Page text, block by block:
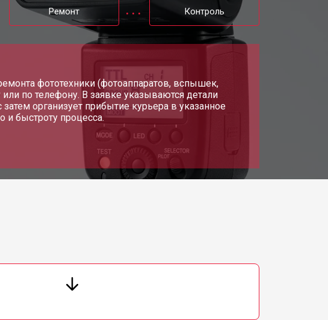
Ремонт Контроль
фототехники (фотоаппаратов, вспышек,
по телефону. В заявке указываются детали
организует прибытие курьера в указанное
и быстроту процесса.